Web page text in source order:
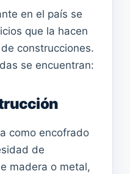
en el país se
que la hacen
construcciones.
se encuentran:
como encofrado
de
madera o metal,